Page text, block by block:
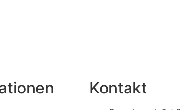
Kontakt